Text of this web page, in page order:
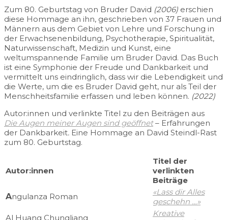
Zum 80. Geburtstag von Bruder David (2006) erschien
diese Hommage an ihn, geschrieben von 37 Frauen und
Männern aus dem Gebiet von Lehre und Forschung in
der Erwachsenenbildung, Psychotherapie, Spiritualität,
Naturwissenschaft, Medizin und Kunst, eine
weltumspannende Familie um Bruder David. Das Buch
ist eine Symphonie der Freude und Dankbarkeit und
vermittelt uns eindringlich, dass wir die Lebendigkeit und
die Werte, um die es Bruder David geht, nur als Teil der
Menschheitsfamilie erfassen und leben können. (2022)
Autor:innen und verlinkte Titel zu den Beiträgen aus
Die Augen meiner Augen sind geöffnet– Erfahrungen
der Dankbarkeit. Eine Hommage an David Steindl-Rast
zum 80. Geburtstag.
Autor:innen
Titel der
verlinkten
Beiträge
Angulanza Roman
«Lass dir Alles
geschehn …»
Al Huang Chungliang
Kreative